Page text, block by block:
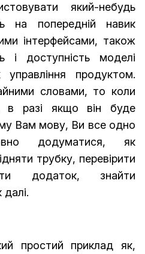
який-небудь
на попередній навик
інтерфейсами, також
і доступність моделі
продуктом.
словами, то коли
в разі якщо він буде
Вам мову, Ви все одно
додуматися, як
трубку, перевірити
додаток, знайти
далі.
простий приклад як,